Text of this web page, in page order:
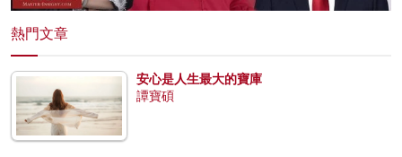
熱門文章
安心是人生最大的寶庫
譚寶碩